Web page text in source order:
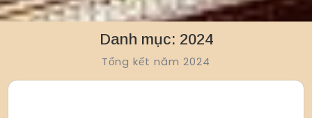
Danh mục: 2024
Tổng kết năm 2024